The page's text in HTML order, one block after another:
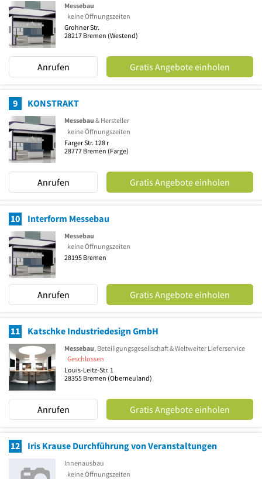
Messebau
keine Öffnungszeiten
Grohner Str.
28217 Bremen (Westend)
Anrufen Gratis Angebote einholen
9 KONSTRAKT
Messebau & Hersteller
keine Öffnungszeiten
Farger Str. 128 r
28777 Bremen (Farge)
Anrufen Gratis Angebote einholen
10 Interform Messebau
Messebau
keine Öffnungszeiten
28195 Bremen
Anrufen Gratis Angebote einholen
11 Katschke Industriedesign GmbH
Messebau, Beteiligungsgesellschaft & Weltweiter Lieferservice
Geschlossen
Louis-Leitz-Str. 1
28355 Bremen (Oberneuland)
Anrufen Gratis Angebote einholen
12 Iris Krause Durchführung von Veranstaltungen
Innenausbau
keine Öffnungszeiten